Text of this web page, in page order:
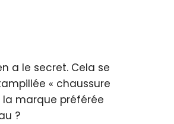
a le secret. Cela se
« chaussure
la marque préférée
?